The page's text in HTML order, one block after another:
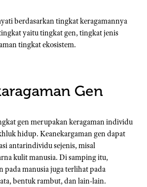
berdasarkan tingkat keragamannya
yaitu tingkat gen, tingkat jenis
tingkat ekosistem.
Gen
gen merupakan keragaman individu
hidup. Keanekargaman gen dapat
antarindividu sejenis, misal
kulit manusia. Di samping itu,
pada manusia juga terlihat pada
bentuk rambut, dan lain-lain.